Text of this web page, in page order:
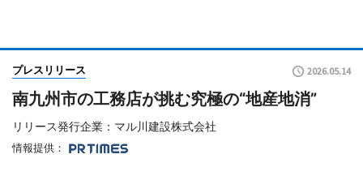
プレスリリース 2026.05.14
南九州市の工務店が挑む究極の“地産地消”
リリース発行企業：マル川建設株式会社
情報提供：